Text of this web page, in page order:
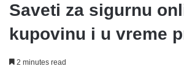
Saveti za sigurnu
kupovinu i u vreme
2 minutes read